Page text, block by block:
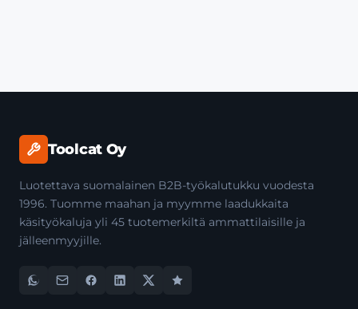
Toolcat Oy
Luotettava suomalainen B2B-työkalutukku vuodesta
1996. Tuomme maahan ja myymme laadukkaita
käsityökaluja yli 45 tuotemerkiltä ammattilaisille ja
jälleenmyyjille.